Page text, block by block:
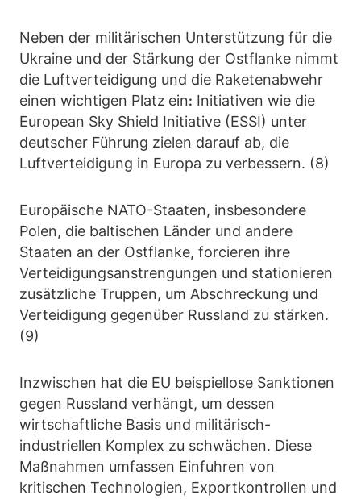
Neben der militärischen Unterstützung für die
Ukraine und der Stärkung der Ostflanke nimmt
die Luftverteidigung und die Raketenabwehr
einen wichtigen Platz ein: Initiativen wie die
European Sky Shield Initiative (ESSI) unter
deutscher Führung zielen darauf ab, die
Luftverteidigung in Europa zu verbessern. (8)
Europäische NATO-Staaten, insbesondere
Polen, die baltischen Länder und andere
Staaten an der Ostflanke, forcieren ihre
Verteidigungsanstrengungen und stationieren
zusätzliche Truppen, um Abschreckung und
Verteidigung gegenüber Russland zu stärken.
(9)
Inzwischen hat die EU beispiellose Sanktionen
gegen Russland verhängt, um dessen
wirtschaftliche Basis und militärisch-
industriellen Komplex zu schwächen. Diese
Maßnahmen umfassen Einfuhren von
kritischen Technologien, Exportkontrollen und